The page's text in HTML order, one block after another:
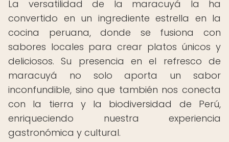
La versatilidad de la maracuyá la ha
convertido en un ingrediente estrella en la
cocina peruana, donde se fusiona con
sabores locales para crear platos únicos y
deliciosos. Su presencia en el refresco de
maracuyá no solo aporta un sabor
inconfundible, sino que también nos conecta
con la tierra y la biodiversidad de Perú,
enriqueciendo nuestra experiencia
gastronómica y cultural.